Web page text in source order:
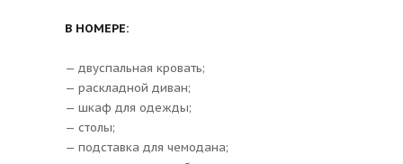
В НОМЕРЕ:
— двуспальная кровать;
— раскладной диван;
— шкаф для одежды;
— столы;
— подставка для чемодана;